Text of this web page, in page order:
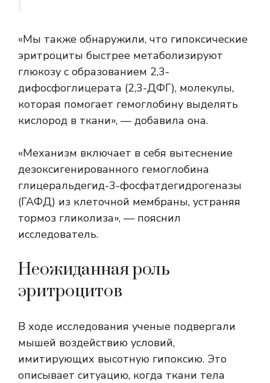
«Мы также обнаружили, что гипоксические
эритроциты быстрее метаболизируют
глюкозу с образованием 2,3-
дифосфоглицерата (2,3-ДФГ), молекулы,
которая помогает гемоглобину выделять
кислород в ткани», — добавила она.
«Механизм включает в себя вытеснение
дезоксигенированного гемоглобина
глицеральдегид-3-фосфатдегидрогеназы
(ГАФД) из клеточной мембраны, устраняя
тормоз гликолиза», — пояснил
исследователь.
Неожиданная роль
эритроцитов
В ходе исследования ученые подвергали
мышей воздействию условий,
имитирующих высотную гипоксию. Это
описывает ситуацию, когда ткани тела